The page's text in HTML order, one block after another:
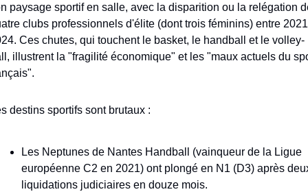
paysage sportif en salle, avec la disparition ou la relégation
clubs professionnels d'élite (dont trois féminins) entre
Ces chutes, qui touchent le basket, le handball et le volley-
illustrent la "fragilité économique" et les "maux actuels du
destins sportifs sont brutaux :
Les Neptunes de Nantes Handball (vainqueur de la Ligue
européenne C2 en 2021) ont plongé en N1 (D3) après
liquidations judiciaires en douze mois.